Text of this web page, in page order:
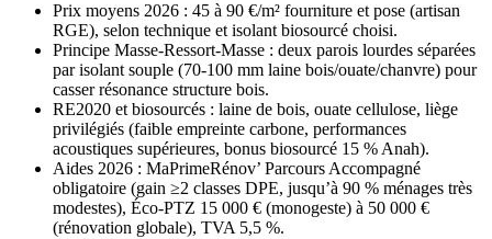
Prix moyens 2026 : 45 à 90 €/m² fourniture et pose (artisan
RGE), selon technique et isolant biosourcé choisi.
Principe Masse-Ressort-Masse : deux parois lourdes séparées
par isolant souple (70-100 mm laine bois/ouate/chanvre) pour
casser résonance structure bois.
RE2020 et biosourcés : laine de bois, ouate cellulose, liège
privilégiés (faible empreinte carbone, performances
acoustiques supérieures, bonus biosourcé 15 % Anah).
Aides 2026 : MaPrimeRénov’ Parcours Accompagné
obligatoire (gain ≥2 classes DPE, jusqu’à 90 % ménages très
modestes), Éco-PTZ 15 000 € (monogeste) à 50 000 €
(rénovation globale), TVA 5,5 %.